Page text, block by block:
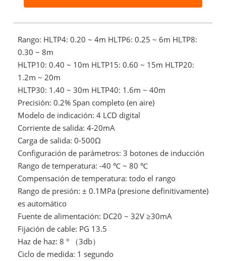
Rango: HLTP4: 0.20 ~ 4m HLTP6: 0.25 ~ 6m HLTP8:
0.30 ~ 8m
HLTP10: 0.40 ~ 10m HLTP15: 0.60 ~ 15m HLTP20:
1.2m ~ 20m
HLTP30: 1.40 ~ 30m HLTP40: 1.6m ~ 40m
Precisión: 0.2% Span completo (en aire)
Modelo de indicación: 4 LCD digital
Corriente de salida: 4-20mA
Carga de salida: 0-500Ω
Configuración de parámetros: 3 botones de inducción
Rango de temperatura: -40 ℃ ~ 80 ℃
Compensación de temperatura: todo el rango
Rango de presión: ± 0.1MPa (presione definitivamente)
es automático
Fuente de alimentación: DC20 ~ 32V ≥30mA
Fijación de cable: PG 13.5
Haz de haz: 8 ° （3db）
Ciclo de medida: 1 segundo